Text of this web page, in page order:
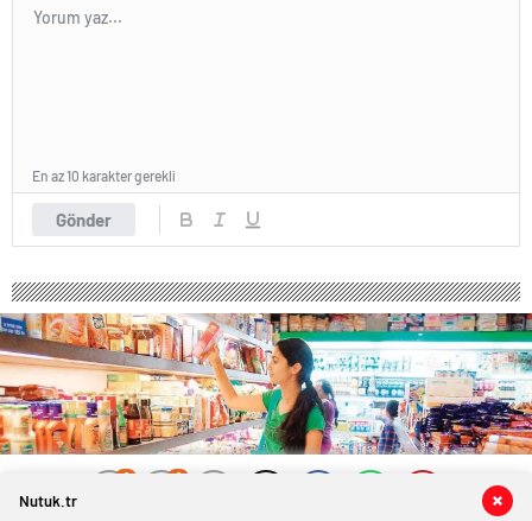
0 0
Gönder
En az 10 karakter gerekli
0 0
Nutuk.tr